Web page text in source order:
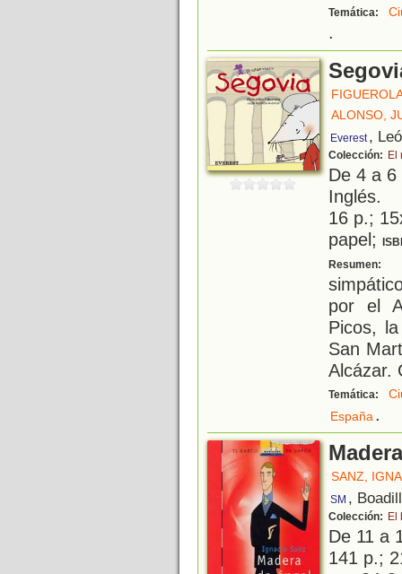
Temática:
.
ALONSO,
Everest ,
Colección: El
De 4 a
Inglés.
16 p.;
papel;
Resumen:
por el
Picos,
San
Alcázar.
Temática:
España.
SANZ,
SM ,
Colección: El
De 11 a
141 p.;